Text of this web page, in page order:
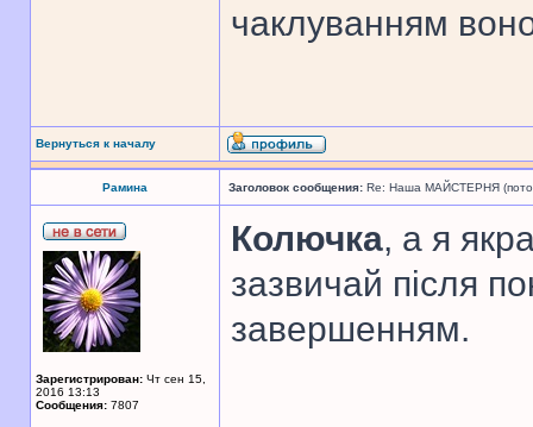
чаклуванням
Вернуться к началу
Рамина Заголовок сообщения: Re: Наша МАЙСТЕРНЯ
Зарегистрирован: Чт сен 15,
2016 13:13
Сообщения: 7807
Колючка, а я
зазвичай після
завершенням.